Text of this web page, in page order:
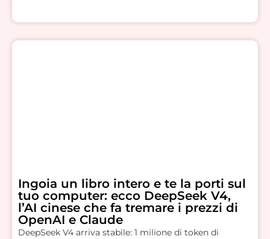
Ingoia un libro intero e te la porti sul
tuo computer: ecco DeepSeek V4,
l’AI cinese che fa tremare i prezzi di
OpenAI e Claude
DeepSeek V4 arriva stabile: 1 milione di token di